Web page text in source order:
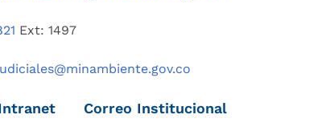
Ext: 1497
Correo Institucional